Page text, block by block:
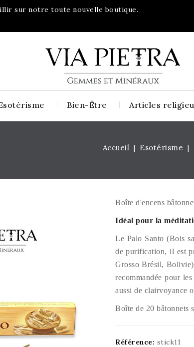
sur notre toute nouvelle boutique.
Bien-Être Articles
Accueil Esotérisme
Boîte d'encens
Idéal pour la
Le Palo Santo (Bois
de purification, il est
Grosso Brésil,
recommandée pour
aussi de clairvoyance
Boîte de 20 bâtonnets
Référence: stick11